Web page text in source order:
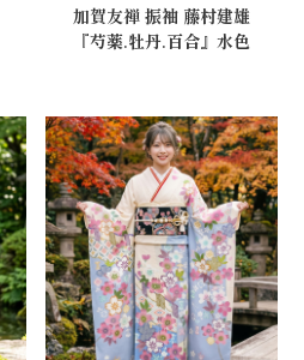
加賀友禅 振袖 藤村建雄
『芍薬.牡丹.百合』水色